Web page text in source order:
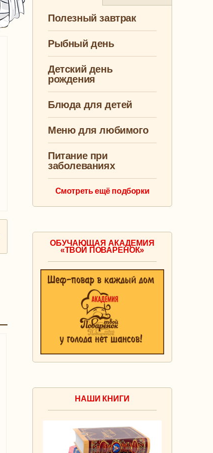
Полезный завтрак
Рыбный день
Детский день
рождения
Блюда для детей
Меню для любимого
Питание при
заболеваниях
Смотреть ещё подборки
ОБУЧАЮЩАЯ АКАДЕМИЯ
«ТВОЙ ПОВАРЕНОК»
НАШИ КНИГИ